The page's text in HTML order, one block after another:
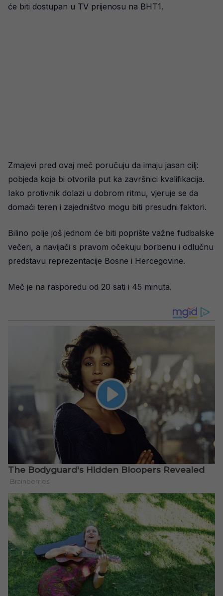
će biti dostupan u TV prijenosu na BHT1.
Zmajevi pred ovaj meč poručuju da imaju jasan cilj:
pobjeda koja bi otvorila put ka završnici kvalifikacija.
Iako protivnik dolazi u dobrom ritmu, vjeruje se da
domaći teren i zajedništvo mogu biti presudni faktori.
Bilino polje još jednom će biti poprište važne fudbalske
večeri, a navijači s pravom očekuju borbenu i odlučnu
predstavu reprezentacije Bosne i Hercegovine.
Meč je na rasporedu od 20 sati i 45 minuta.